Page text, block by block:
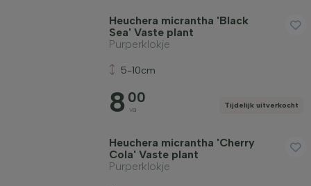
Heuchera micrantha 'Black
Sea' Vaste plant
Purperklokje
5-10cm
8 00
va
Tijdelijk uitverkocht
Heuchera micrantha 'Cherry
Cola' Vaste plant
Purperklokje